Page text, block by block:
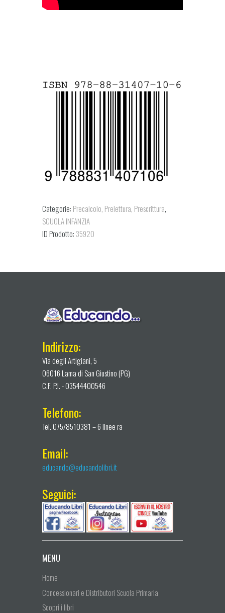
Categorie: Precalcolo, Prelettura, Prescrittura,
SCUOLA INFANZIA
ID Prodotto: 35920
Indirizzo:
Via degli Artigiani, 5
06016 Lama di San Giustino (PG)
C.F. P.I. - 03544400546
Telefono:
Tel. 075/8510381 – 6 linee ra
Email:
educando@educandolibri.it
Seguici:
MENU
Home
Concessionari e Distributori Scuola Primaria
Scopri i libri